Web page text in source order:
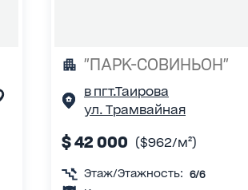
"ПАРК-СОВИНЬОН"
в пгт.Таирова
ул. Трамвайная
$ 42 000 ($962/м²)
Этаж/Этажность: 6/6